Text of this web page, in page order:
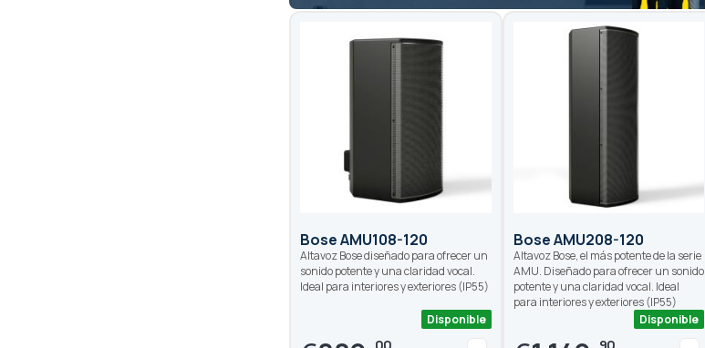
Bose AMU108-120
Altavoz Bose diseñado para ofrecer un
sonido potente y una claridad vocal.
Ideal para interiores y exteriores (IP55)
Disponible
Bose AMU208-120
Altavoz Bose, el más potente de la serie
AMU. Diseñado para ofrecer un sonido
potente y una claridad vocal. Ideal
para interiores y exteriores (IP55)
Disponible